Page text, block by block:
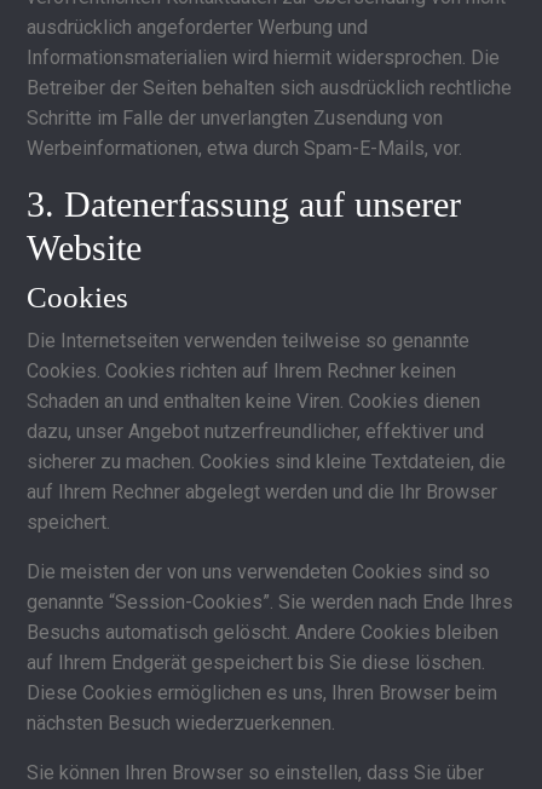
ausdrücklich angeforderter Werbung und
Informationsmaterialien wird hiermit widersprochen. Die
Betreiber der Seiten behalten sich ausdrücklich rechtliche
Schritte im Falle der unverlangten Zusendung von
Werbeinformationen, etwa durch Spam-E-Mails, vor.
3. Datenerfassung auf unserer
Website
Cookies
Die Internetseiten verwenden teilweise so genannte
Cookies. Cookies richten auf Ihrem Rechner keinen
Schaden an und enthalten keine Viren. Cookies dienen
dazu, unser Angebot nutzerfreundlicher, effektiver und
sicherer zu machen. Cookies sind kleine Textdateien, die
auf Ihrem Rechner abgelegt werden und die Ihr Browser
speichert.
Die meisten der von uns verwendeten Cookies sind so
genannte “Session-Cookies”. Sie werden nach Ende Ihres
Besuchs automatisch gelöscht. Andere Cookies bleiben
auf Ihrem Endgerät gespeichert bis Sie diese löschen.
Diese Cookies ermöglichen es uns, Ihren Browser beim
nächsten Besuch wiederzuerkennen.
Sie können Ihren Browser so einstellen, dass Sie über